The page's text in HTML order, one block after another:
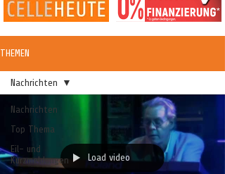
THEMEN
Nachrichten
Top Thema
Eil- und
Kurzmeldungen
Nachrichten
Load video